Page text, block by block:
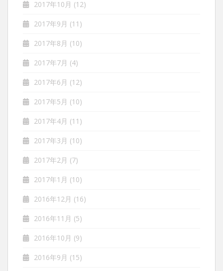
2017年10月 (12)
2017年9月 (11)
2017年8月 (10)
2017年7月 (4)
2017年6月 (12)
2017年5月 (10)
2017年4月 (11)
2017年3月 (10)
2017年2月 (7)
2017年1月 (10)
2016年12月 (16)
2016年11月 (5)
2016年10月 (9)
2016年9月 (15)